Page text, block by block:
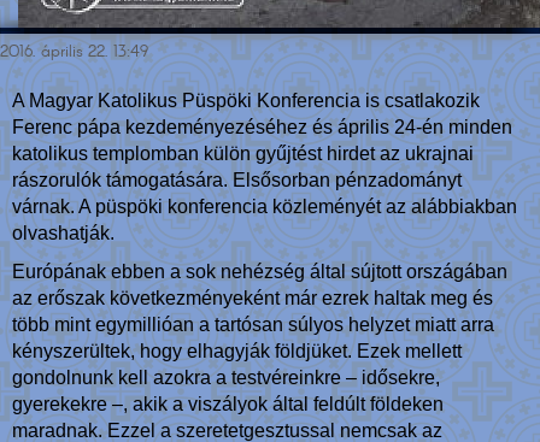
2016. április 22. 13:49
A Magyar Katolikus Püspöki Konferencia is csatlakozik
Ferenc pápa kezdeményezéséhez és április 24-én minden
katolikus templomban külön gyűjtést hirdet az ukrajnai
rászorulók támogatására. Elsősorban pénzadományt
várnak. A püspöki konferencia közleményét az alábbiakban
olvashatják.
Európának ebben a sok nehézség által sújtott országában
az erőszak következményeként már ezrek haltak meg és
több mint egymillióan a tartósan súlyos helyzet miatt arra
kényszerültek, hogy elhagyják földjüket. Ezek mellett
gondolnunk kell azokra a testvéreinkre – idősekre,
gyerekekre –, akik a viszályok által feldúlt földeken
maradnak. Ezzel a szeretetgesztussal nemcsak az